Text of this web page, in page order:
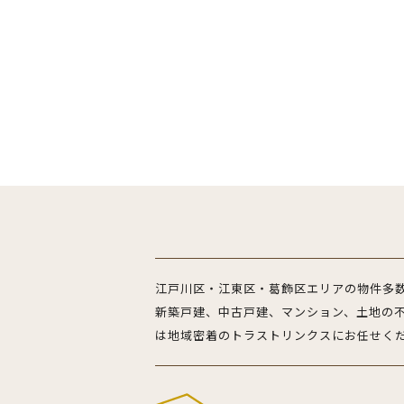
江戸川区・江東区・葛飾区エリアの物件多
新築戸建、中古戸建、マンション、土地の
は地域密着のトラストリンクスにお任せく